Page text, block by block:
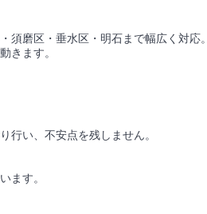
須磨区・垂水区・明石まで幅広く対応。
きます。
行い、不安点を残しません。
ます。